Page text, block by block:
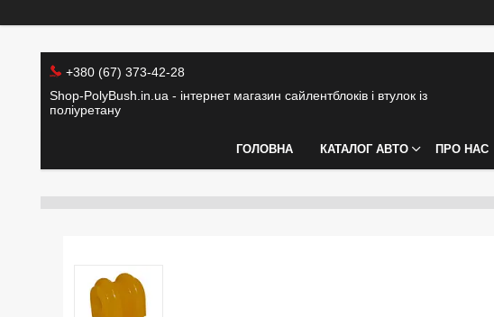
+380 (67) 373-42-28
Shop-PolyBush.in.ua - інтернет магазин сайлентблоків і втулок із
поліуретану
ГОЛОВНА КАТАЛОГ АВТО ПРО НАС